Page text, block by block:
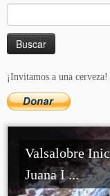
¡Invitamos a una cerveza!
Valsalobre
Juana I ...